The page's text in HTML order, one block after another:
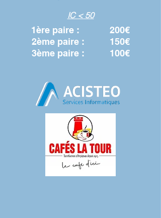
IC < 50
1ère paire :
200€
2ème paire : 150€
3ème paire : 100€